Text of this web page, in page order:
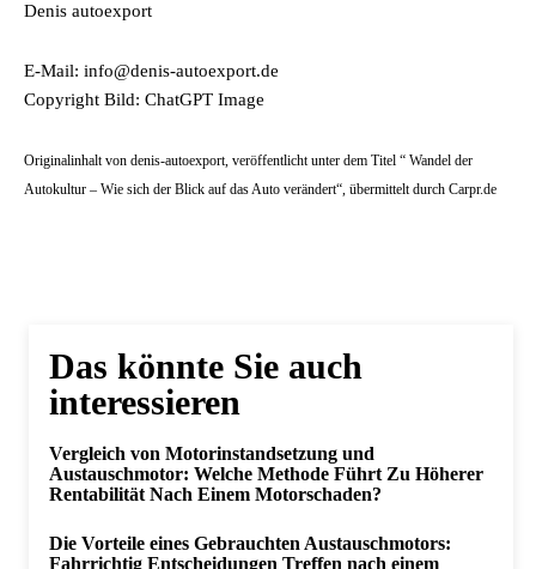
Denis autoexport
E-Mail: info@denis-autoexport.de
Copyright Bild: ChatGPT Image
Originalinhalt von denis-autoexport, veröffentlicht unter dem Titel “ Wandel der
Autokultur – Wie sich der Blick auf das Auto verändert“, übermittelt durch Carpr.de
Das könnte Sie auch
interessieren
Vergleich von Motorinstandsetzung und
Austauschmotor: Welche Methode Führt Zu Höherer
Rentabilität Nach Einem Motorschaden?
Die Vorteile eines Gebrauchten Austauschmotors:
Fahrrichtig Entscheidungen Treffen nach einem